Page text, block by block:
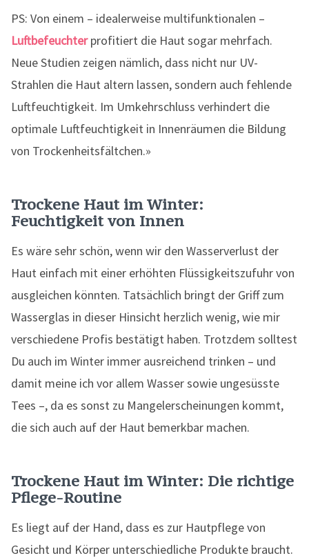
PS: Von einem – idealerweise multifunktionalen –
Luftbefeuchterprofitiert die Haut sogar mehrfach.
Neue Studien zeigen nämlich, dass nicht nur UV-
Strahlen die Haut altern lassen, sondern auch fehlende
Luftfeuchtigkeit. Im Umkehrschluss verhindert die
optimale Luftfeuchtigkeit in Innenräumen die Bildung
von Trockenheitsfältchen.»
Trockene Haut im Winter:
Feuchtigkeit von Innen
Es wäre sehr schön, wenn wir den Wasserverlust der
Haut einfach mit einer erhöhten Flüssigkeitszufuhr von
ausgleichen könnten. Tatsächlich bringt der Griff zum
Wasserglas in dieser Hinsicht herzlich wenig, wie mir
verschiedene Profis bestätigt haben. Trotzdem solltest
Du auch im Winter immer ausreichend trinken – und
damit meine ich vor allem Wasser sowie ungesüsste
Tees –, da es sonst zu Mangelerscheinungen kommt,
die sich auch auf der Haut bemerkbar machen.
Trockene Haut im Winter: Die richtige
Pflege-Routine
Es liegt auf der Hand, dass es zur Hautpflege von
Gesicht und Körper unterschiedliche Produkte braucht.